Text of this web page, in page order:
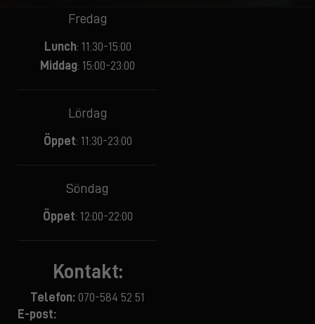
Fredag
Lunch: 11:30-15:00
Middag: 15:00-23:00
Lördag
Öppet: 11:30-23:00
Söndag
Öppet: 12:00-22:00
Kontakt:
Telefon: 070-584 52 51
E-post: